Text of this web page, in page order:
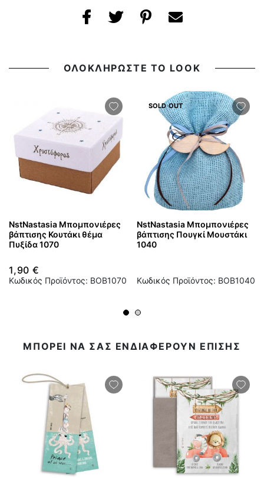
ΟΛΟΚΛΗΡΩΣΤΕ ΤΟ LOOK
NstNastasia Μπομπονιέρες
βάπτισης Κουτάκι θέμα
Πυξίδα 1070
1,90 €
Κωδικός Προϊόντος: BOB1070
SOLD OUT
NstNastasia Μπομπονιέρες
βάπτισης Πουγκί Μουστάκι
1040
Κωδικός Προϊόντος: BOB1040
ΜΠΟΡΕΙ ΝΑ ΣΑΣ ΕΝΔΙΑΦΕΡΟΥΝ ΕΠΙΣΗΣ